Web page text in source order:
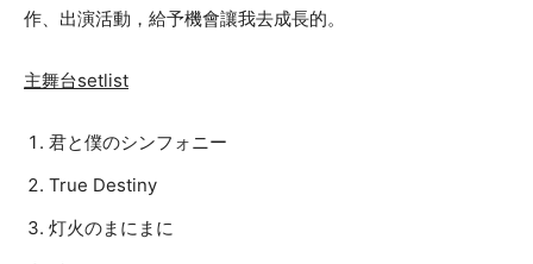
作、出演活動，給予機會讓我去成長的。
主舞台setlist
君と僕のシンフォニー
True Destiny
灯火のまにまに